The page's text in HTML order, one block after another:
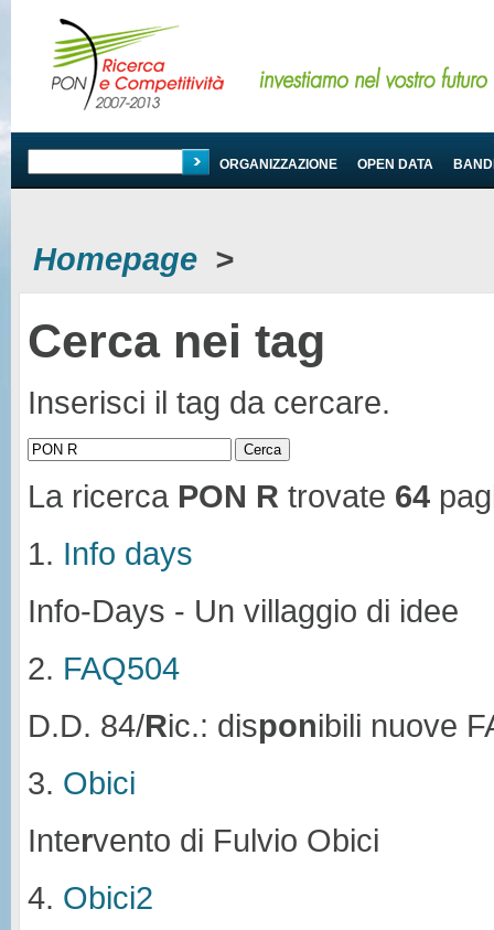
PROGRAMMA ORGANIZZAZIONE OPEN DATA
Homepage >
Cerca nei tag
Inserisci il tag da cercare.
La ricerca PON R trovate 64
1. Info days
Info-Days - Un villaggio di idee
2. FAQ504
D.D. 84/Ric.: disponibili nuove
3. Obici
Intervento di Fulvio Obici
4. Obici2